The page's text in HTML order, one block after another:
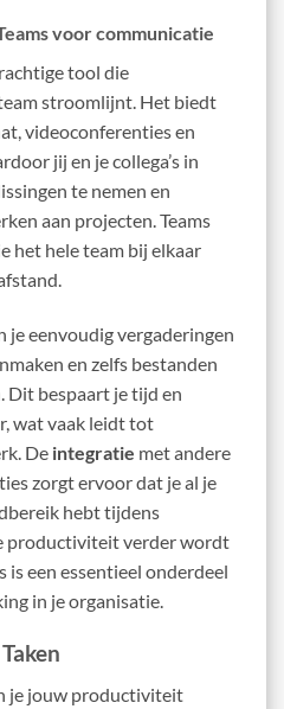
voor communicatie
tool die
stroomlijnt. Het biedt
videoconferenties en
jij en je collega’s in
te nemen en
aan projecten. Teams
het hele team bij elkaar
je eenvoudig vergaderingen
en zelfs bestanden
Dit bespaart je tijd en
wat vaak leidt tot
De integratie met andere
zorgt ervoor dat je al je
hebt tijdens
productiviteit verder wordt
is een essentieel onderdeel
in je organisatie.
je jouw productiviteit